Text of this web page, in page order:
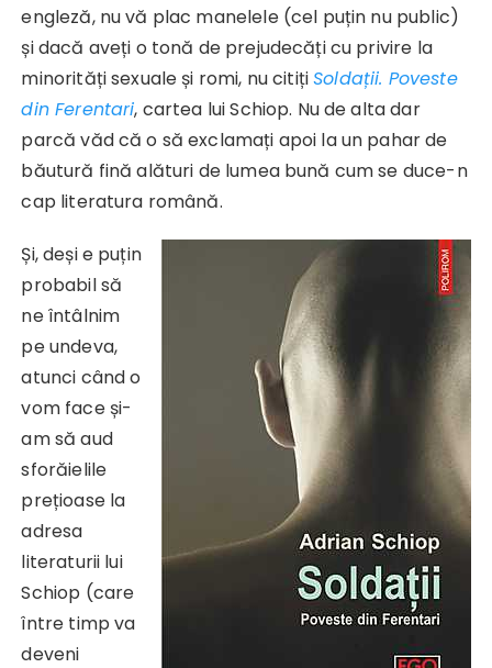
engleză, nu vă plac manelele (cel puțin nu public)
și dacă aveți o tonă de prejudecăți cu privire la
minorități sexuale și romi, nu citițiSoldații. Poveste
din Ferentari, cartea lui Schiop. Nu de alta dar
parcă văd că o să exclamați apoi la un pahar de
băutură fină alături de lumea bună cum se duce-n
cap literatura română.
Și, deși e puțin
probabil să
ne întâlnim
pe undeva,
atunci când o
vom face și-
am să aud
sforăielile
prețioase la
adresa
literaturii lui
Schiop (care
între timp va
deveni